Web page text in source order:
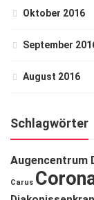
Oktober 2016
September
August 2016
Schlagwörter
Augencentrum
Carus